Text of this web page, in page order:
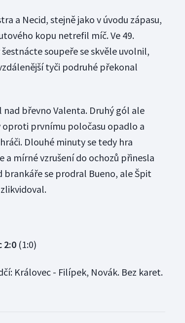
a Necid, stejně jako v úvodu zápasu,
kopu netrefil míč. Ve 49.
soupeře se skvěle uvolnil,
tyči podruhé překonal
břevno Valenta. Druhý gól ale
prvnímu poločasu opadlo a
Dlouhé minuty se tedy hra
a mírné vzrušení do ochozů přinesla
brankáře se prodral Bueno, ale Špit
2:0(1:0)
Královec - Filípek, Novák. Bez karet.